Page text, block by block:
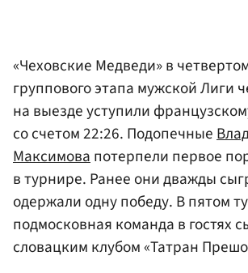
«Чеховские Медведи» в
группового этапа мужской Лиги
на выезде уступили
со счетом 22:26. Подопечные
Максимовапотерпели первое
в турнире. Ранее они дважды
одержали одну победу. В пятом
подмосковная команда в гостях
словацким клубом «Татран